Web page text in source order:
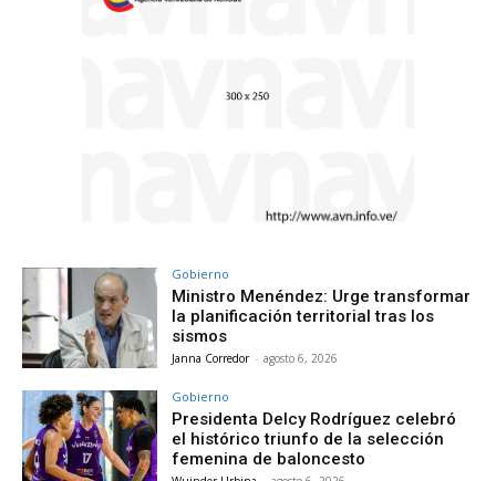
Gobierno
Ministro Menéndez: Urge transformar
la planificación territorial tras los
sismos
Janna Corredor - agosto 6, 2026
Gobierno
Presidenta Delcy Rodríguez celebró
el histórico triunfo de la selección
femenina de baloncesto